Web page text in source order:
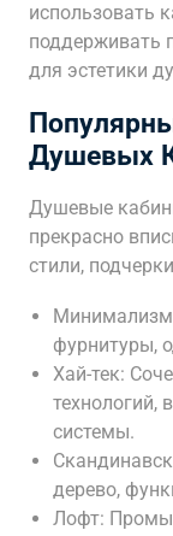
использовать
поддерживать
для эстетики
Душевых
Душевые
прекрасно
стили,
фурнитуры,
Хай-тек:
технологий,
системы.
дерево,
Лофт: